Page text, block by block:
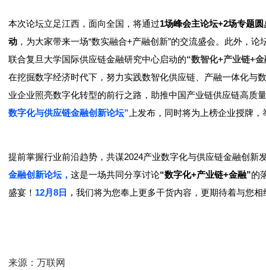
本次论坛立足江西，面向全国，将通过1场峰会主论坛+2场专题
动 ，为大家带来一场“数实融合+产融创新”的交流盛会。此外，
联合复旦大学国际供应链金融研究中心启动的“数智化+产业链+
在挖掘数字经济时代下，努力实践数智化供应链、产融一体化与
业企业照亮数字化转型的前行之路，助推中国产业链供应链高质
数字化与供应链金融创新论坛” 上发布，同时将为上榜企业授牌
提前掌握行业前沿趋势，共谋2024产业数字化与供应链金融创新
金融创新论坛，这是一场共同分享讨论“数字化+产业链+金融”的
盛宴！ 12月8日，我们将为您奉上更多干货内容，更期待着与您相
来源：万联网